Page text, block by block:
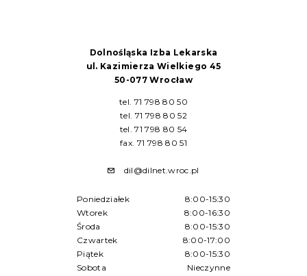
Dolnośląska Izba Lekarska
ul. Kazimierza Wielkiego 45
50-077 Wrocław
tel. 71 798 80 50
tel. 71 798 80 52
tel. 71 798 80 54
fax. 71 798 80 51
dil@dilnet.wroc.pl
Poniedziałek
8:00-15:30
Wtorek
8:00-16:30
Środa
8:00-15:30
Czwartek
8:00-17:00
Piątek
8:00-15:30
Sobota
Nieczynne